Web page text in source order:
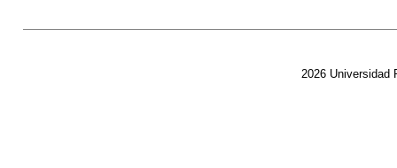
2026 Universidad